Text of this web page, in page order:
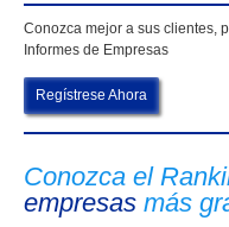
Conozca mejor a sus clientes,
Informes de Empresas
Regístrese Ahora
Conozca el
empresas más